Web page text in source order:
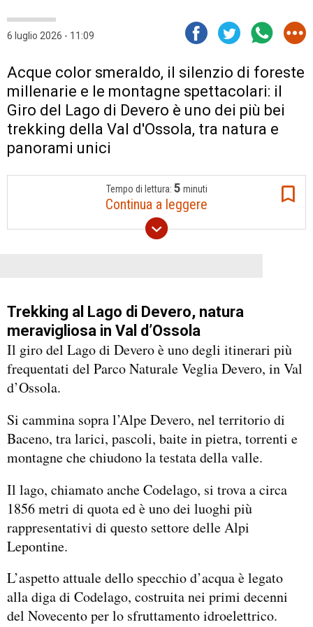
6 luglio 2026 - 11:09
Acque color smeraldo, il silenzio di foreste
millenarie e le montagne spettacolari: il
Giro del Lago di Devero è uno dei più bei
trekking della Val d'Ossola, tra natura e
panorami unici
Tempo di lettura: 5 minuti
Continua a leggere
Trekking al Lago di Devero, natura
meravigliosa in Val d’Ossola
Il giro del Lago di Devero è uno degli itinerari più
frequentati del Parco Naturale Veglia Devero, in Val
d’Ossola.
Si cammina sopra l’Alpe Devero, nel territorio di
Baceno, tra larici, pascoli, baite in pietra, torrenti e
montagne che chiudono la testata della valle.
Il lago, chiamato anche Codelago, si trova a circa
1856 metri di quota ed è uno dei luoghi più
rappresentativi di questo settore delle Alpi
Lepontine.
L’aspetto attuale dello specchio d’acqua è legato
alla diga di Codelago, costruita nei primi decenni
del Novecento per lo sfruttamento idroelettrico.